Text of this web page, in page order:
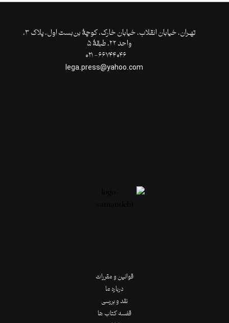
تهـران،‌ خیابان انقلاب، خیابان خارک، کوچۀ بن‌بست اول، پلاک ۳،
واحد ۲۲، طبقۀ ۵
قوانین و مقررات
درباره ما
نقد و بررسی
قفسه کتاب ها